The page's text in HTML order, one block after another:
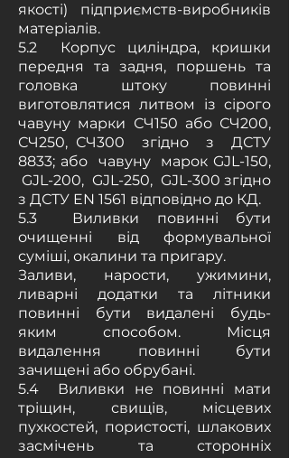
якості) підприємств-виробників
матеріалів.
5.2 Корпус циліндра, кришки
передня та задня, поршень та
головка штоку повинні
виготовлятися литвом із cipoгo
чавуну марки СЧ150 або СЧ200,
СЧ250, СЧ300 згідно з ДСТУ
8833; або чавуну марок GJL-150,
GJL-200, GJL-250, GJL-300 згідно
з ДСТУ EN 1561 відповідно до КД.
5.3 Виливки повинні бути
очищенні від формувальної
суміші, окалини та пригару.
Заливи, нарости, ужимини,
ливарні додатки та літники
повинні бути видалені будь-
яким способом. Місця
видалення повинні бути
зачищені або обрубані.
5.4 Виливки не повинні мати
тріщин, свищів, місцевих
пухкостей, пористості, шлакових
засмічень та сторонніх